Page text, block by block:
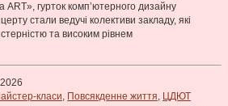
ART», гурток комп’ютерного дизайну
стали ведучі колективи закладу, які
та високим рівнем
класи, Повсякденне життя, ЦДЮТ